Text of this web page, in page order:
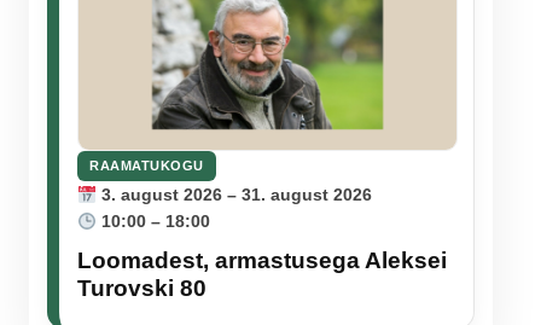
RAAMATUKOGU
3. august 2026 – 31. august 2026
10:00 – 18:00
Loomadest, armastusega Aleksei
Turovski 80